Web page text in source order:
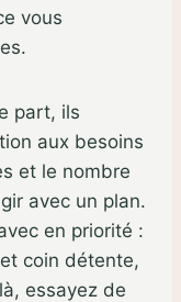
vous
part, ils
aux besoins
et le nombre
avec un plan.
en priorité :
coin détente,
essayez de